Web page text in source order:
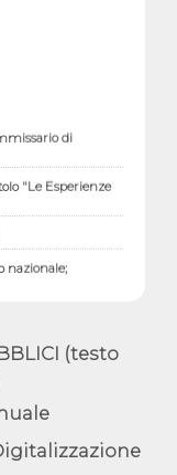
di
"Le Esperienze
la
al quinto lotto
dell'1% a giugno,
(testo